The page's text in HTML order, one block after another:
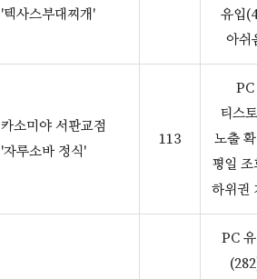
'텍사스부대찌개'
유입
아쉬
카소미야 서판교점
'자루소바 정식'
113
PC
티스
노출
평일
하위권
PC